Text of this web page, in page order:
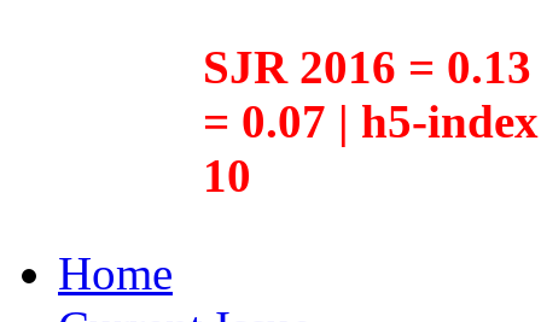
SJR 2016 =
= 0.07 | h5-
10
Home